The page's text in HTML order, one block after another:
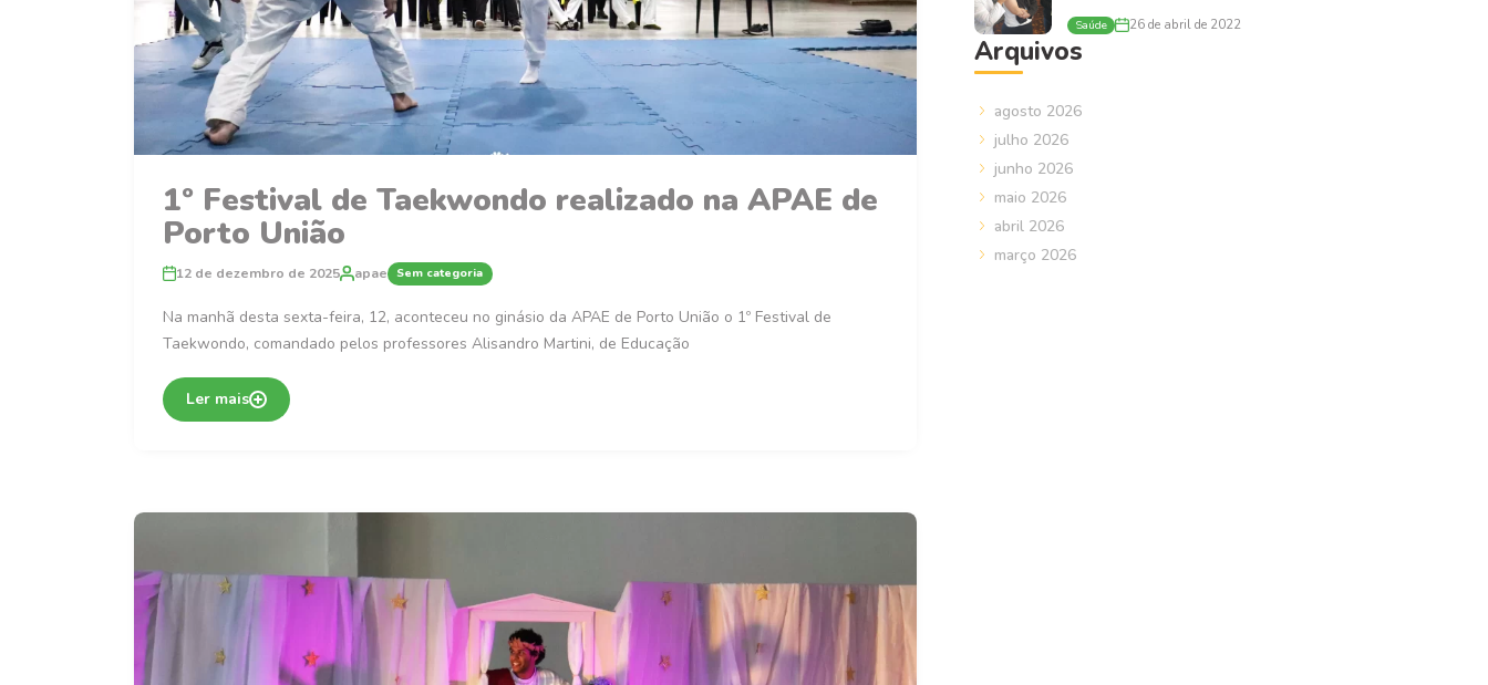
1º Festival de Taekwondo realizado na APAE de
Porto União
12 de dezembro de 2025 apae Sem categoria
Na manhã desta sexta-feira, 12, aconteceu no ginásio da APAE de Porto União o 1º Festival de
Taekwondo, comandado pelos professores Alisandro Martini, de Educação
Ler mais
Saúde 26 de abril de 2022
Arquivos
agosto 2026
julho 2026
junho 2026
maio 2026
abril 2026
março 2026